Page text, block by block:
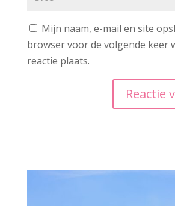
Mijn naam, e-mail en site
browser voor de volgende keer
reactie plaats.